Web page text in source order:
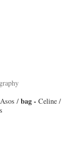
/ bag - Celine /